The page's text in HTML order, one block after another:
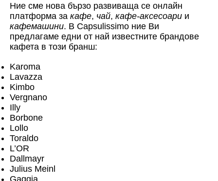
Ние сме нова бързо развиваща се онлайн
платформа за кафе, чай, кафе-аксесоари и
кафемашини. В Capsulissimo ние Ви
предлагаме едни от най известните брандове
кафета в този бранш:
Karoma
Lavazza
Kimbo
Vergnano
Illy
Borbone
Lollo
Toraldo
L’OR
Dallmayr
Julius Meinl
Gaggia